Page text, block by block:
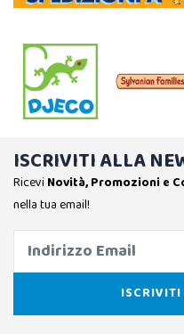
ISCRIVITI ALLA
Ricevi Novità, Promozioni e
nella tua email!